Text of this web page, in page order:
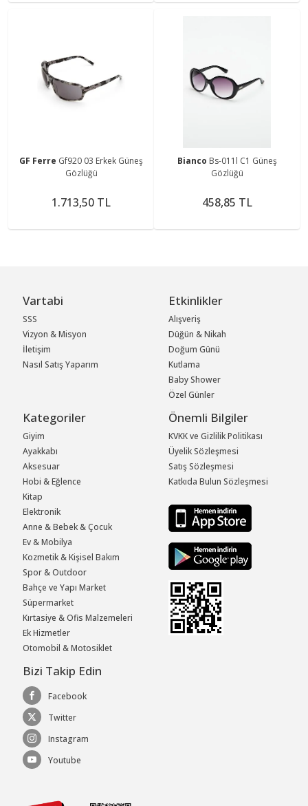
GF Ferre Gf920 03 Erkek Güneş
Gözlüğü
1.713,50 TL
Bianco Bs-011l C1 Güneş
Gözlüğü
458,85 TL
Vartabi
SSS
Vizyon & Misyon
İletişim
Nasıl Satış Yaparım
Etkinlikler
Alışveriş
Düğün & Nikah
Doğum Günü
Kutlama
Baby Shower
Özel Günler
Kategoriler
Giyim
Ayakkabı
Aksesuar
Hobi & Eğlence
Kitap
Elektronik
Anne & Bebek & Çocuk
Ev & Mobilya
Kozmetik & Kişisel Bakım
Spor & Outdoor
Bahçe ve Yapı Market
Süpermarket
Kırtasiye & Ofis Malzemeleri
Ek Hizmetler
Otomobil & Motosiklet
Önemli Bilgiler
KVKK ve Gizlilik Politikası
Üyelik Sözleşmesi
Satış Sözleşmesi
Katkıda Bulun Sözleşmesi
Bizi Takip Edin
Facebook
Twitter
Instagram
Youtube